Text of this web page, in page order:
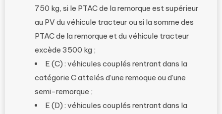
750 kg, si le PTAC de la remorque est supérieur
au PV du véhicule tracteur ou si la somme des
PTAC de la remorque et du véhicule tracteur
excède 3500 kg ;
E (C) : véhicules couplés rentrant dans la
catégorie C attelés d’une remoque ou d’une
semi-remorque ;
E (D) : véhicules couplés rentrant dans la